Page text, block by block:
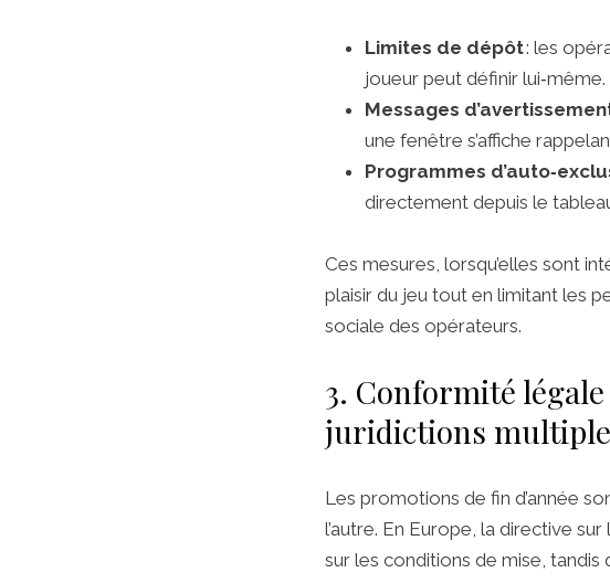
Limites de dépôt: les
joueur peut définir lui‑même.
Messages
une fenêtre s’affiche
Programmes
directement depuis le
Ces mesures, lorsqu’elles sont
plaisir du jeu tout en limitant les
sociale des opérateurs.
3. Conformité légale
juridictions
Les promotions de fin d’année
l’autre. En Europe, la directive
sur les conditions de mise, tandis